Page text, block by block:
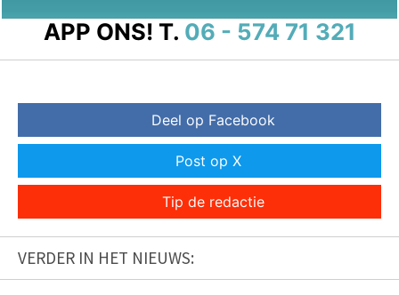
APP ONS! T. 06 - 574 71 321
Deel op Facebook
Post op X
Tip de redactie
VERDER IN HET NIEUWS: